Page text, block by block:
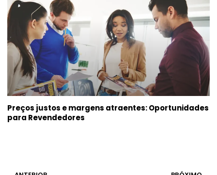
Preços justos e margens atraentes: Oportunidades
para Revendedores